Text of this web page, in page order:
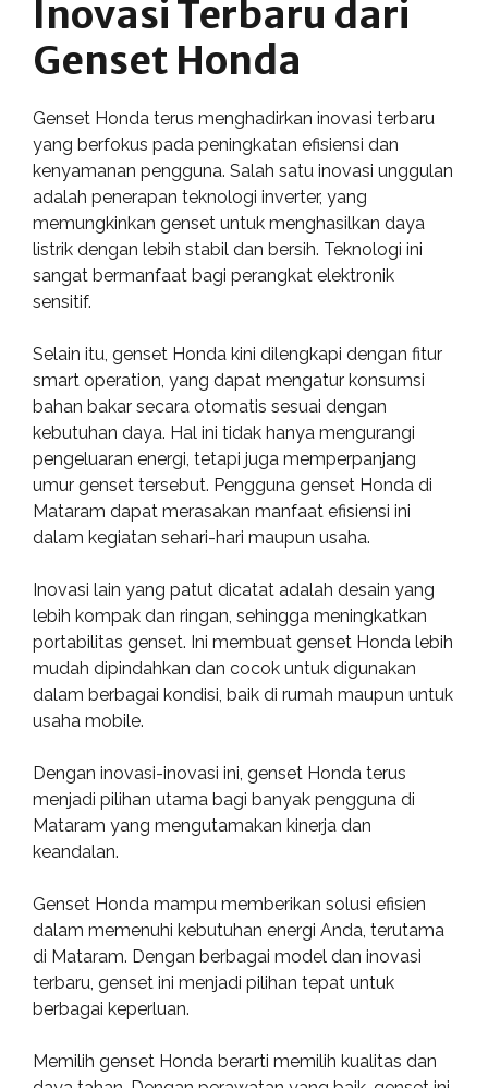
Inovasi Terbaru dari
Genset Honda
Genset Honda terus menghadirkan inovasi terbaru
yang berfokus pada peningkatan efisiensi dan
kenyamanan pengguna. Salah satu inovasi unggulan
adalah penerapan teknologi inverter, yang
memungkinkan genset untuk menghasilkan daya
listrik dengan lebih stabil dan bersih. Teknologi ini
sangat bermanfaat bagi perangkat elektronik
sensitif.
Selain itu, genset Honda kini dilengkapi dengan fitur
smart operation, yang dapat mengatur konsumsi
bahan bakar secara otomatis sesuai dengan
kebutuhan daya. Hal ini tidak hanya mengurangi
pengeluaran energi, tetapi juga memperpanjang
umur genset tersebut. Pengguna genset Honda di
Mataram dapat merasakan manfaat efisiensi ini
dalam kegiatan sehari-hari maupun usaha.
Inovasi lain yang patut dicatat adalah desain yang
lebih kompak dan ringan, sehingga meningkatkan
portabilitas genset. Ini membuat genset Honda lebih
mudah dipindahkan dan cocok untuk digunakan
dalam berbagai kondisi, baik di rumah maupun untuk
usaha mobile.
Dengan inovasi-inovasi ini, genset Honda terus
menjadi pilihan utama bagi banyak pengguna di
Mataram yang mengutamakan kinerja dan
keandalan.
Genset Honda mampu memberikan solusi efisien
dalam memenuhi kebutuhan energi Anda, terutama
di Mataram. Dengan berbagai model dan inovasi
terbaru, genset ini menjadi pilihan tepat untuk
berbagai keperluan.
Memilih genset Honda berarti memilih kualitas dan